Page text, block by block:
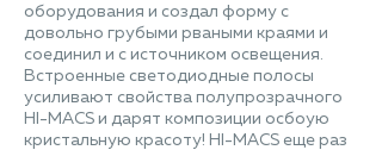
оборудования и создал форму с
довольно грубыми рваными краями и
соединил и с источником освещения.
Встроенные светодиодные полосы
усиливают свойства полупрозрачного
HI-MACS и дарят композиции осбоую
кристальную красоту! HI-MACS еще раз